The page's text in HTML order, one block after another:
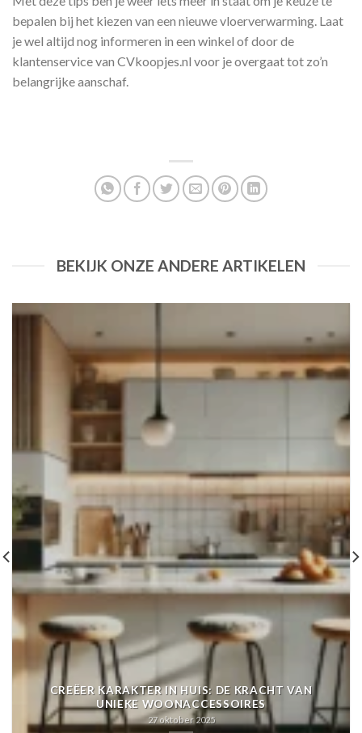
bepalen bij het kiezen van een nieuwe vloerverwarming. Laat
je wel altijd nog informeren in een winkel of door de
klantenservice van CVkoopjes.nl voor je overgaat tot zo’n
belangrijke aanschaf.
BEKIJK ONZE ANDERE ARTIKELEN
CREËER KARAKTER IN HUIS: DE KRACHT VAN
UNIEKE WOONACCESSOIRES
27 oktober 2025